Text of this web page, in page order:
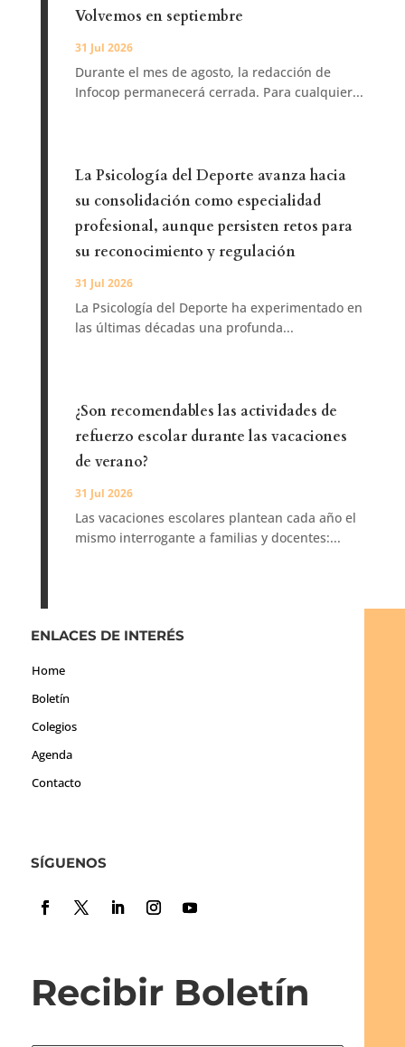
Volvemos en septiembre
31 Jul 2026
Durante el mes de agosto, la redacción de
Infocop permanecerá cerrada. Para cualquier...
La Psicología del Deporte avanza hacia
su consolidación como especialidad
profesional, aunque persisten retos para
su reconocimiento y regulación
31 Jul 2026
La Psicología del Deporte ha experimentado en
las últimas décadas una profunda...
¿Son recomendables las actividades de
refuerzo escolar durante las vacaciones
de verano?
31 Jul 2026
Las vacaciones escolares plantean cada año el
mismo interrogante a familias y docentes:...
ENLACES DE INTERÉS
Home
Boletín
Colegios
Agenda
Contacto
SÍGUENOS
Recibir Boletín